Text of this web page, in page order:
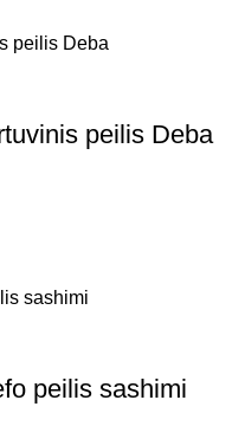
peilis Deba
peilis sashimi